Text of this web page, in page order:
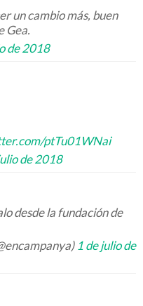
un cambio más, buen
Gea.
de 2018
ptTu01WNai
de 2018
desde la fundación de
1 de julio de